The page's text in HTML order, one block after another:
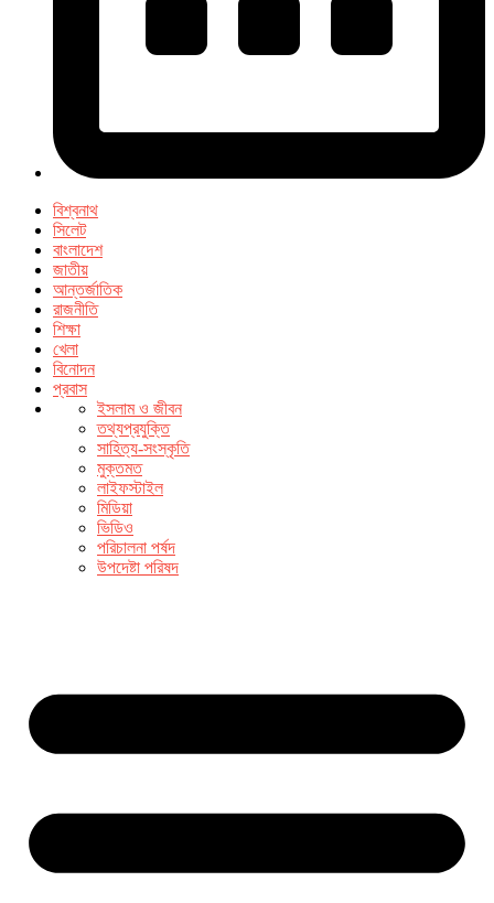
বিশ্বনাথ
সিলেট
বাংলাদেশ
জাতীয়
আন্তর্জাতিক
রাজনীতি
শিক্ষা
খেলা
বিনোদন
প্রবাস
ইসলাম ও জীবন
তথ্যপ্রযুক্তি
সাহিত্য-সংস্কৃতি
মুক্তমত
লাইফস্টাইল
মিডিয়া
ভিডিও
পরিচালনা পর্ষদ
উপদেষ্টা পরিষদ